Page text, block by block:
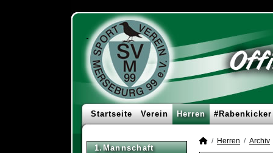
Startseite Verein Herren #Rabenkicker
1.Mannschaft
Herren Archiv